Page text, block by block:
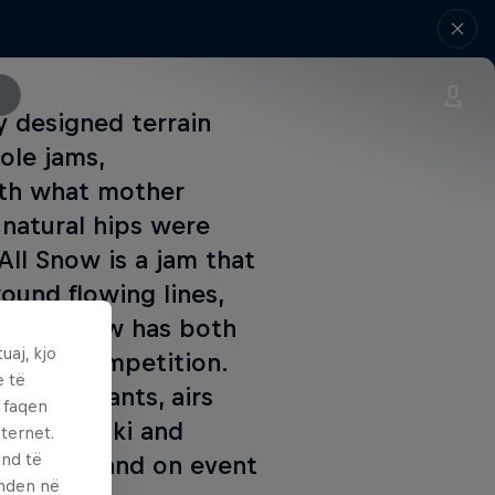
designed terrain
jams,
what mother
hips were
Snow is a jam that
flowing lines,
All Snow has both
jam competition.
plants, airs
in both ski and
online and on event
kjo
të
të
në